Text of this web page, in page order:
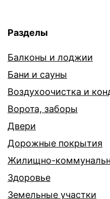
Разделы
Балконы и лоджии
Бани и сауны
Воздухоочистка и
Ворота, заборы
Двери
Дорожные покрытия
Жилищно-
Здоровье
Земельные участки